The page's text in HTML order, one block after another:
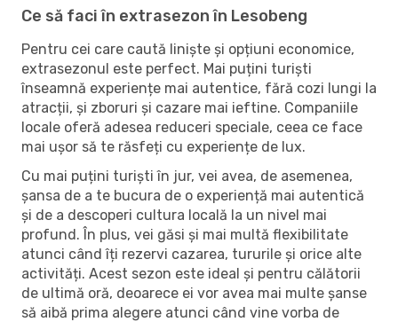
Ce să faci în extrasezon în Lesobeng
Pentru cei care caută liniște și opțiuni economice,
extrasezonul este perfect. Mai puțini turiști
înseamnă experiențe mai autentice, fără cozi lungi la
atracții, și zboruri și cazare mai ieftine. Companiile
locale oferă adesea reduceri speciale, ceea ce face
mai ușor să te răsfeți cu experiențe de lux.
Cu mai puțini turiști în jur, vei avea, de asemenea,
șansa de a te bucura de o experiență mai autentică
și de a descoperi cultura locală la un nivel mai
profund. În plus, vei găsi și mai multă flexibilitate
atunci când îți rezervi cazarea, tururile și orice alte
activități. Acest sezon este ideal și pentru călătorii
de ultimă oră, deoarece ei vor avea mai multe șanse
să aibă prima alegere atunci când vine vorba de